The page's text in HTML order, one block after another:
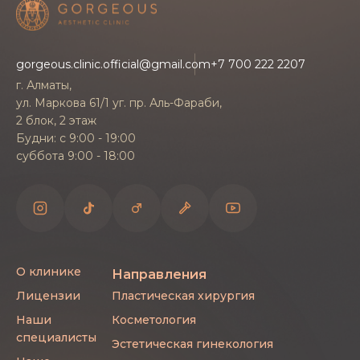
в Алматы можно при записи на консультацию.
Реабилитация
Процедура отличается мягким воздействием
и, как правило, не требует длительного
восстановления - пациент возвращается к
привычному образу жизни. Для закрепления
рекомендации по уходу за волосами и кожей
головы, а при необходимости назначает
Запись
Записаться на Лазерное лечение волос в
клинике Gorgeous в Алматы можно через
gorgeous.clinic.official@gmail.com+7 700 222 2207
г. Алматы,
ул. Маркова 61/1 уг. пр. Аль-Фараби,
2 блок, 2 этаж
Будни: с 9:00 - 19:00
суббота 9:00 - 18:00
О клинике
Лицензии
Наши
специалисты
Направления
Пластическая хирургия
Косметология
Эстетическая гинекология